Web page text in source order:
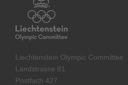
Liechtenstein Olympic Committee
Landstrasse 81
Postfach 427